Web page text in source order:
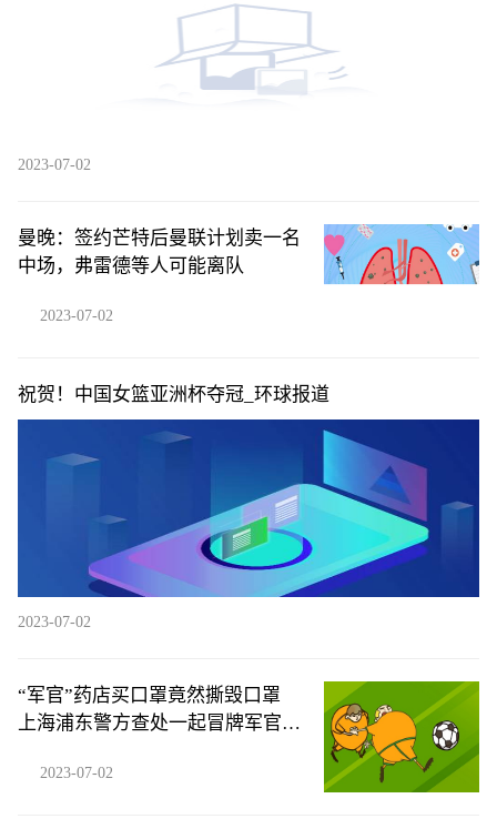
2023-07-02
曼晚：签约芒特后曼联计划卖一名
中场，弗雷德等人可能离队
2023-07-02
祝贺！中国女篮亚洲杯夺冠_环球报道
2023-07-02
“军官”药店买口罩竟然撕毁口罩
上海浦东警方查处一起冒牌军官案
2023-07-02